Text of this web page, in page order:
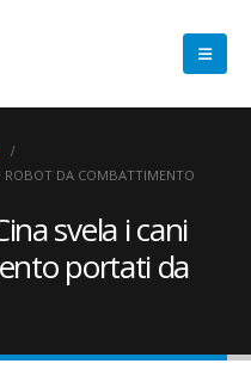
ROBOT DA COMBATTIMENTO
svela i cani
portati da